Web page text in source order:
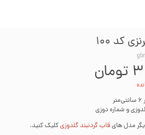
رنگ مولتی سورفیس
رنگ پارچه
کد 100
و شماره دوزی
مدل هایقاب گردنبند گلدوزیکلیک کنید.